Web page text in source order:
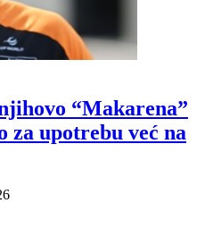
“Makarena”
za upotrebu već na